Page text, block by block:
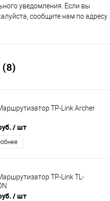
уведомления. Если вы
сообщите нам по адресу
TP-Link Archer
/ шт
TP-Link TL-
/ шт